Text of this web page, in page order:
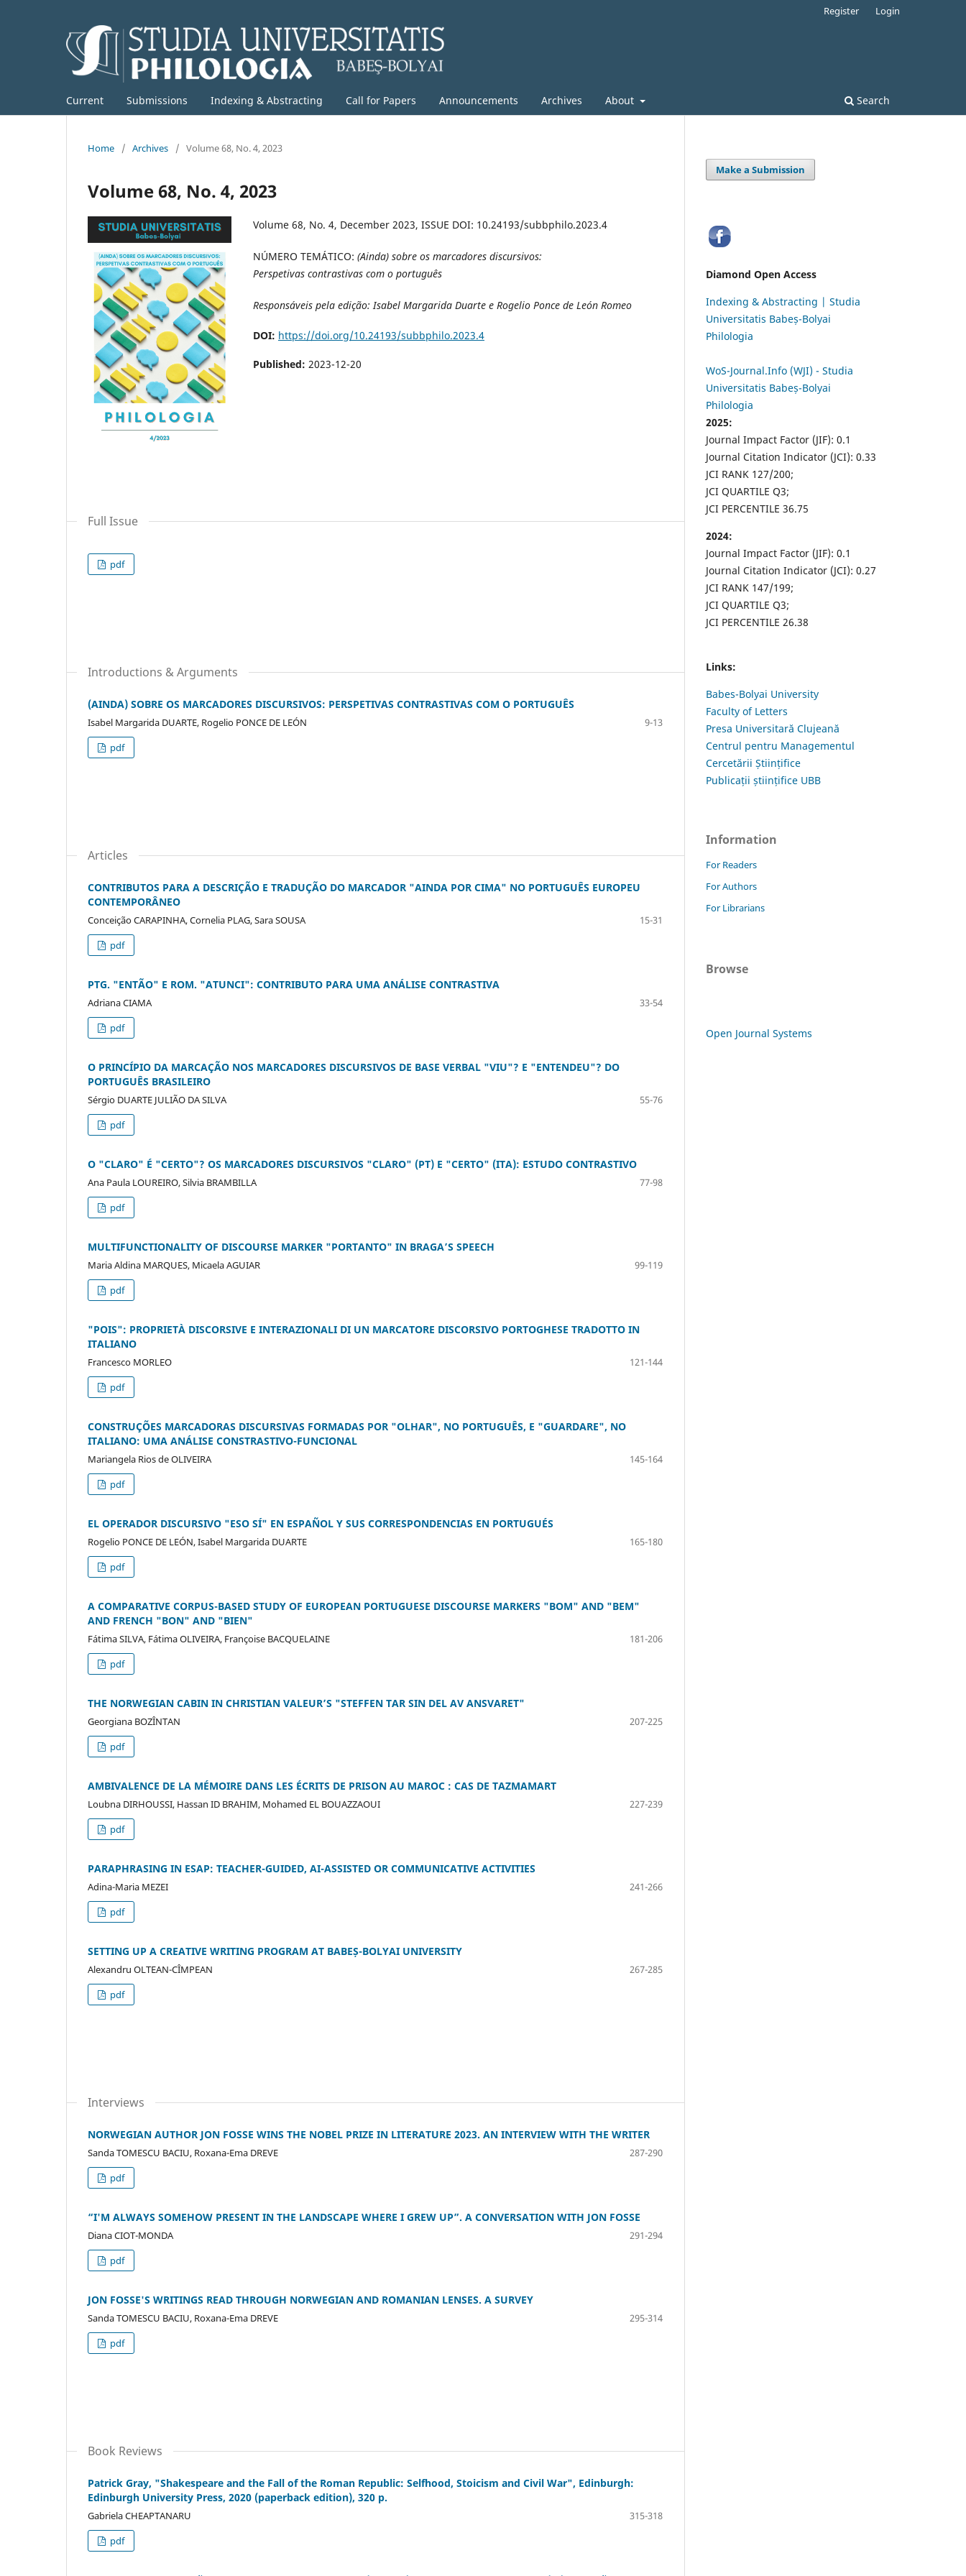
Current Submissions Indexing & Abstracting Call for Papers Announcements Archives About Search
Register Login
Home / Archives / Volume 68, No. 4, 2023
Volume 68, No. 4, 2023
Volume 68, No. 4, December 2023, ISSUE DOI: 10.24193/subbphilo.2023.4
NÚMERO TEMÁTICO: (Ainda) sobre os marcadores discursivos:
Perspetivas contrastivas com o português
Responsáveis pela edição: Isabel Margarida Duarte e Rogelio Ponce de León Romeo
DOI: https://doi.org/10.24193/subbphilo.2023.4
Published: 2023-12-20
Full Issue
pdf
Introductions & Arguments
(AINDA) SOBRE OS MARCADORES DISCURSIVOS: PERSPETIVAS CONTRASTIVAS COM O PORTUGUÊS
Isabel Margarida DUARTE, Rogelio PONCE DE LEÓN
9-13
pdf
Articles
CONTRIBUTOS PARA A DESCRIÇÃO E TRADUÇÃO DO MARCADOR "AINDA POR CIMA" NO PORTUGUÊS EUROPEU
CONTEMPORÂNEO
Conceição CARAPINHA, Cornelia PLAG, Sara SOUSA
15-31
pdf
PTG. "ENTÃO" E ROM. "ATUNCI": CONTRIBUTO PARA UMA ANÁLISE CONTRASTIVA
Adriana CIAMA
33-54
pdf
O PRINCÍPIO DA MARCAÇÃO NOS MARCADORES DISCURSIVOS DE BASE VERBAL "VIU"? E "ENTENDEU"? DO
PORTUGUÊS BRASILEIRO
Sérgio DUARTE JULIÃO DA SILVA
55-76
pdf
O "CLARO" É "CERTO"? OS MARCADORES DISCURSIVOS "CLARO" (PT) E "CERTO" (ITA): ESTUDO CONTRASTIVO
Ana Paula LOUREIRO, Silvia BRAMBILLA
77-98
pdf
MULTIFUNCTIONALITY OF DISCOURSE MARKER "PORTANTO" IN BRAGA’S SPEECH
Maria Aldina MARQUES, Micaela AGUIAR
99-119
pdf
"POIS": PROPRIETÀ DISCORSIVE E INTERAZIONALI DI UN MARCATORE DISCORSIVO PORTOGHESE TRADOTTO IN
ITALIANO
Francesco MORLEO
121-144
pdf
CONSTRUÇÕES MARCADORAS DISCURSIVAS FORMADAS POR "OLHAR", NO PORTUGUÊS, E "GUARDARE", NO
ITALIANO: UMA ANÁLISE CONSTRASTIVO-FUNCIONAL
Mariangela Rios de OLIVEIRA
145-164
pdf
EL OPERADOR DISCURSIVO "ESO SÍ" EN ESPAÑOL Y SUS CORRESPONDENCIAS EN PORTUGUÉS
Rogelio PONCE DE LEÓN, Isabel Margarida DUARTE
165-180
pdf
A COMPARATIVE CORPUS-BASED STUDY OF EUROPEAN PORTUGUESE DISCOURSE MARKERS "BOM" AND "BEM"
AND FRENCH "BON" AND "BIEN"
Fátima SILVA, Fátima OLIVEIRA, Françoise BACQUELAINE
181-206
pdf
THE NORWEGIAN CABIN IN CHRISTIAN VALEUR’S "STEFFEN TAR SIN DEL AV ANSVARET"
Georgiana BOZÎNTAN
207-225
pdf
AMBIVALENCE DE LA MÉMOIRE DANS LES ÉCRITS DE PRISON AU MAROC : CAS DE TAZMAMART
Loubna DIRHOUSSI, Hassan ID BRAHIM, Mohamed EL BOUAZZAOUI
227-239
pdf
PARAPHRASING IN ESAP: TEACHER-GUIDED, AI-ASSISTED OR COMMUNICATIVE ACTIVITIES
Adina-Maria MEZEI
241-266
pdf
SETTING UP A CREATIVE WRITING PROGRAM AT BABEȘ-BOLYAI UNIVERSITY
Alexandru OLTEAN-CÎMPEAN
267-285
pdf
Interviews
NORWEGIAN AUTHOR JON FOSSE WINS THE NOBEL PRIZE IN LITERATURE 2023. AN INTERVIEW WITH THE WRITER
Sanda TOMESCU BACIU, Roxana-Ema DREVE
287-290
pdf
“I'M ALWAYS SOMEHOW PRESENT IN THE LANDSCAPE WHERE I GREW UP”. A CONVERSATION WITH JON FOSSE
Diana CIOT-MONDA
291-294
pdf
JON FOSSE'S WRITINGS READ THROUGH NORWEGIAN AND ROMANIAN LENSES. A SURVEY
Sanda TOMESCU BACIU, Roxana-Ema DREVE
295-314
pdf
Book Reviews
Patrick Gray, "Shakespeare and the Fall of the Roman Republic: Selfhood, Stoicism and Civil War", Edinburgh:
Edinburgh University Press, 2020 (paperback edition), 320 p.
Gabriela CHEAPTANARU
315-318
pdf
Make a Submission
Diamond Open Access
Indexing & Abstracting | Studia
Universitatis Babeș-Bolyai
Philologia
WoS-Journal.Info (WJI) - Studia
Universitatis Babeș-Bolyai
Philologia
2025:
Journal Impact Factor (JIF): 0.1
Journal Citation Indicator (JCI): 0.33
JCI RANK 127/200;
JCI QUARTILE Q3;
JCI PERCENTILE 36.75
2024:
Journal Impact Factor (JIF): 0.1
Journal Citation Indicator (JCI): 0.27
JCI RANK 147/199;
JCI QUARTILE Q3;
JCI PERCENTILE 26.38
Links:
Babes-Bolyai University
Faculty of Letters
Presa Universitară Clujeană
Centrul pentru Managementul
Cercetării Științifice
Publicații științifice UBB
Information
For Readers
For Authors
For Librarians
Browse
Open Journal Systems